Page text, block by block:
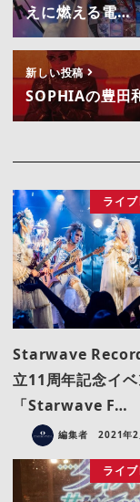
えに燃える電…
新しい投稿
SOPHIAの豊田
ライ
Starwave
立11周年記念イベ
「Starwave F…
編集者 2021年2
ライ